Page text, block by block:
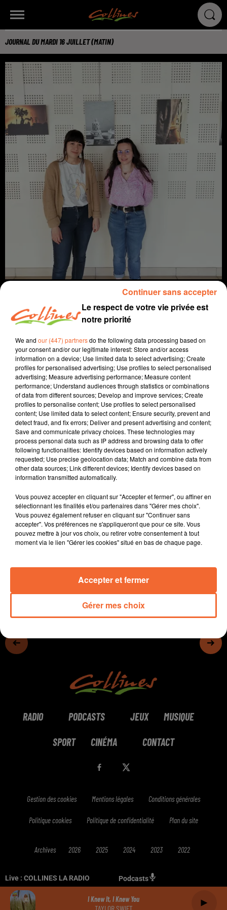
Live : COLLINES LA RADIO Podcasts
I Knew It, I Knew You
TAYLOR SWIFT
JOURNAL DU MARDI 16 JUILLET (MATIN)
16 juillet 2024 - 10 min 57 sec
JOURNAL DU MARDI 16 JUILLET (MATIN)
Fabien Gazeau
L'info près de chez vous
Présenté par Fabien Gazeau
- Gérald Darmanin a présenté hier le dispositif de
sécurité déployé en marge du Village de l'eau.
- Le Festival de Poupet passe de l'intimité de
l'amphithéâtre à la grandeur de la clairière du Bois
- Le musée de Bressuire est ouvert tout l'été du mardi
au dimanche (photo)
- Saison estivale animée dans les piscines du
Thouarsais...
RADIO PODCASTS JEUX MUSIQUE
SPORT CINÉMA CONTACT
Gestion des cookies Mentions légales Conditions générales
Politique cookies Politique de confidentialité Plan du site
Archives 2026 2025 2024 2023 2022
Le respect de votre vie privée est
notre priorité
We and our (447) partnersdo the following data processing based on
your consent and/or our legitimate interest: Store and/or access
information on a device; Use limited data to select advertising; Create
profiles for personalised advertising; Use profiles to select personalised
advertising; Measure advertising performance; Measure content
performance; Understand audiences through statistics or combinations
of data from different sources; Develop and improve services; Create
profiles to personalise content; Use profiles to select personalised
content; Use limited data to select content; Ensure security, prevent and
detect fraud, and fix errors; Deliver and present advertising and content;
Save and communicate privacy choices. These technologies may
process personal data such as IP address and browsing data to offer
following functionalities: Identify devices based on information actively
requested; Use precise geolocation data; Match and combine data from
other data sources; Link different devices; Identify devices based on
information transmitted automatically.
Vous pouvez accepter en cliquant sur "Accepter et fermer", ou affiner en
sélectionnant les finalités et/ou partenaires dans "Gérer mes choix".
Vous pouvez également refuser en cliquant sur "Continuer sans
accepter". Vos préférences ne s'appliqueront que pour ce site. Vous
pouvez mettre à jour vos choix, ou retirer votre consentement à tout
moment via le lien "Gérer les cookies" situé en bas de chaque page.
Gérer mes choix
Accepter et fermer
Continuer sans accepter